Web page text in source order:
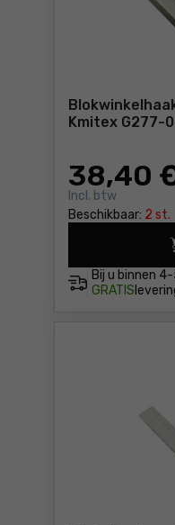
Blokwinkelhaak MKSg 40x28/
Kmitex G277-
38,40
Incl. btw
Beschikbaar: 2 st.
Bij u binnen 4-
GRATIS